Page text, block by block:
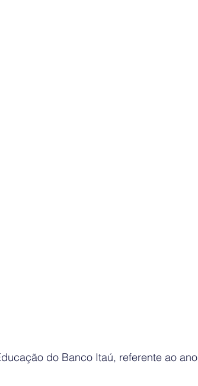
do Banco Itaú, referente ao ano